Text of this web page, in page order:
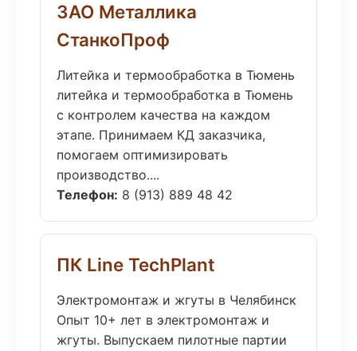
ЗАО Металлика
СтанкоПроф
Литейка и термообработка в Тюмень
литейка и термообработка в Тюмень
с контролем качества на каждом
этапе. Принимаем КД заказчика,
помогаем оптимизировать
производство....
Телефон: 8 (913) 889 48 42
ПК Line TechPlant
Электромонтаж и жгуты в Челябинск
Опыт 10+ лет в электромонтаж и
жгуты. Выпускаем пилотные партии